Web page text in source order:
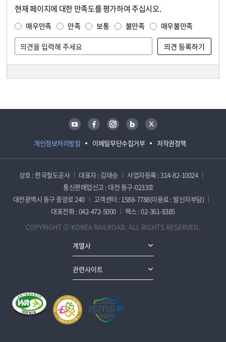
현재 페이지에 대한 만족도를 평가하여 주십시오.
매우만족 만족 보통 불만족 매우불만족
개인정보처리방침 이메일무단수집거부 저작권정책
유튜브 페이스북 인스타그램 블로그 트위터
상호 : 한국철도공사 대표자 : 김태승
사업자등록 : 314-82-10024
통신판매업신고 : 대전 동구-0233호
대전광역시 동구 중앙로 240
고객센터 : 1588-7788(이용료 : 발신자부담)
대표전화 : 042-472-5000
팩스 : 02-361-8385
COPYRIGHT ⓒ KOREA RAILROAD. ALL RIGHTS RESERVED.
계열사
관련사이트